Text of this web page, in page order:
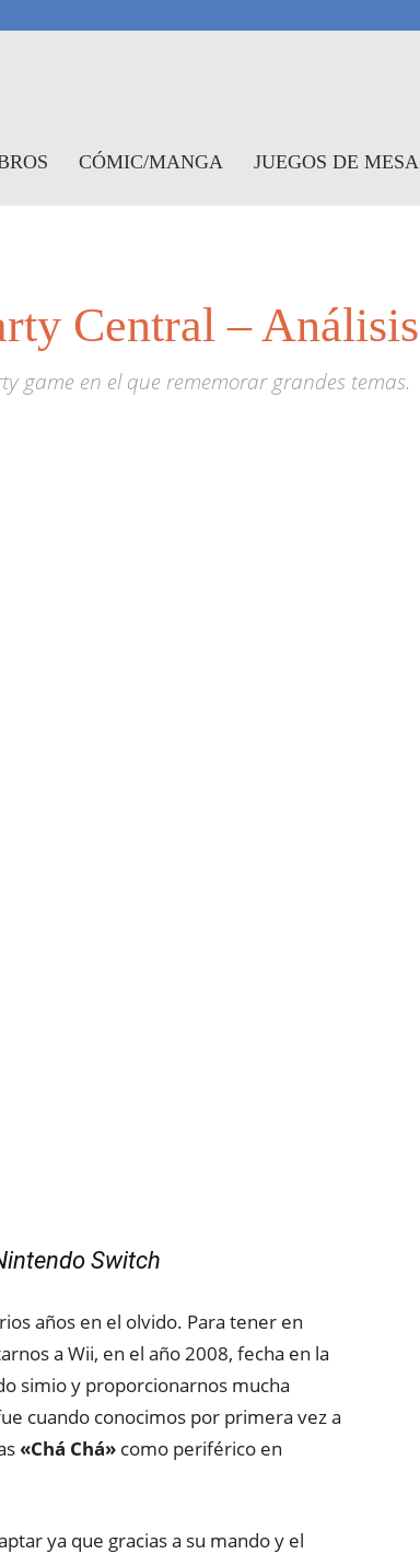
CÓMIC/MANGA JUEGOS DE MESA
Central – Análisis
game en el que rememorar grandes temas.
Switch
años en el olvido. Para tener en
a Wii, en el año 2008, fecha en la
simio y proporcionarnos mucha
cuando conocimos por primera vez a
«Chá Chá» como periférico en
ya que gracias a su mando y el